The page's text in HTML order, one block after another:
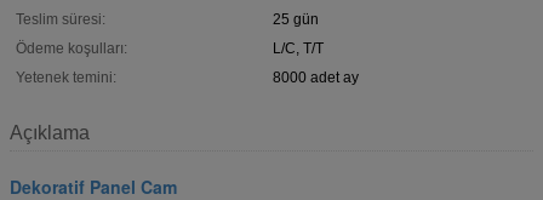
Teslim süresi:
25 gün
Ödeme koşulları:
L/C, T/T
Yetenek temini:
8000 adet ay
Açıklama
Dekoratif Panel Cam